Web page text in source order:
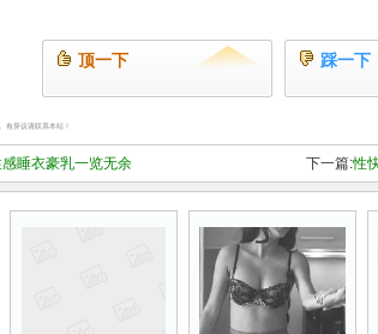
顶一下 踩一下
有异议请联系本站！
睡衣豪乳一览无余 下一篇:性